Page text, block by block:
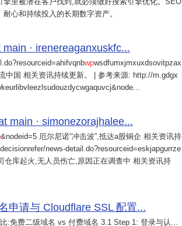
心和持续投入的长期数字资产。
main · irenereaganxuskfc...
wpwsdfumxjmxuxdsovitpzax
中国 相关资讯持续更新。 | 参考来源: http://m.gdgx
main · simonezorajhalee...
&nodeid=5 厄尔尼诺“冲击波”,抵达a股铜企 相关资讯持
news-detail.do?resourceid=eskjapgurrze
库起火,无人员伤亡,原因正在调查中 相关资讯持
申请与 Cloudflare SSL 配置...
:免费二级域名 vs 付费域名 3.1 Step 1: 登录与认...